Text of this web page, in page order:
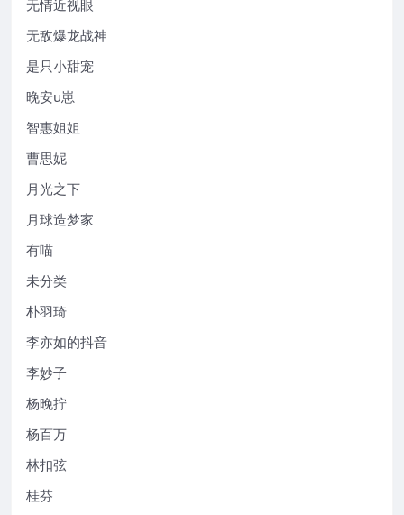
无情近视眼
无敌爆龙战神
是只小甜宠
晚安u崽
智惠姐姐
曹思妮
月光之下
月球造梦家
有喵
未分类
朴羽琦
李亦如的抖音
李妙子
杨晚拧
杨百万
林扣弦
桂芬